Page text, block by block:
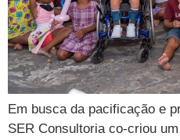
Em busca da pacificação e
SER Consultoria co-criou